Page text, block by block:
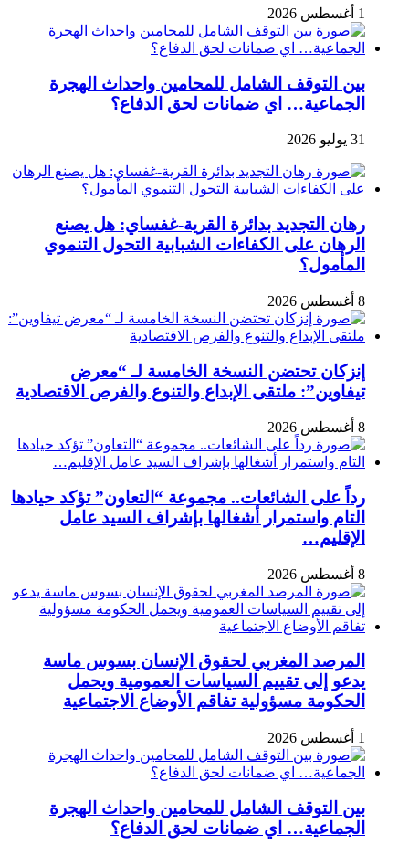
1 أغسطس 2026
بين التوقف الشامل للمحامين واحداث الهجرة
الجماعية… اي ضمانات لحق الدفاع؟
31 يوليو 2026
رهان التجديد بدائرة القرية-غفساي: هل يصنع
الرهان على الكفاءات الشبابية التحول التنموي
المأمول؟
8 أغسطس 2026
إنزكان تحتضن النسخة الخامسة لـ “معرض
تيفاوين”: ملتقى الإبداع والتنوع والفرص الاقتصادية
8 أغسطس 2026
رداً على الشائعات.. مجموعة “التعاون” تؤكد حيادها
التام واستمرار أشغالها بإشراف السيد عامل
الإقليم…
8 أغسطس 2026
المرصد المغربي لحقوق الإنسان بسوس ماسة
يدعو إلى تقييم السياسات العمومية ويحمل
الحكومة مسؤولية تفاقم الأوضاع الاجتماعية
1 أغسطس 2026
بين التوقف الشامل للمحامين واحداث الهجرة
الجماعية… اي ضمانات لحق الدفاع؟